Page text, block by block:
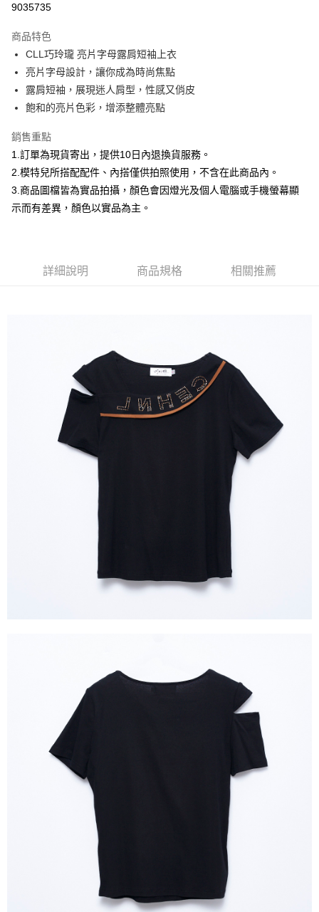
合作金庫商業銀行
華南商業銀行
彰化商業銀行
上海商業儲蓄銀行
台北富邦商業銀行
國泰世華商業銀行
兆豐國際商業銀行
臺灣中小企業銀行
聯邦商業銀行
元大商業銀行
永豐商業銀行
台新國際商業銀行
中國信託商業銀行
台灣樂天信用卡公司
超商取貨付款
LINE Pay
Apple Pay
悠遊付
Google Pay
大哥付你分期
2.付款方式選擇「大哥付你分期」，訂單成立後會自動跳轉到大哥付的交易
流程，驗證手機門號後，選擇欲分期的期數、繳款截止日，確認付款後即完
1.分期款項不併入電信帳單，「大哥付你分期」於每月結算日後寄送繳費提
2.透過簡訊連結打開帳單後，可選擇「超商條碼／台灣大直營門市／銀行轉
帳／街口支付／iPASS MONEY」等通路繳費。
【注意事項】
1.本服務係由「台灣大哥大股份有限公司」（以下簡稱本公司）所提供，讓
用戶於交易時，得透過本服務購買商品或服務，並由商店將買賣／分期付款
買賣價金債權讓與本公司後，依約使用本公司帳單繳交帳款。
2.基於同意付款使用「大哥付你分期」之契約關係目的，商店將以您的個人
資料（包含姓名、電話或地址）提供予台灣大哥大進項蒐集、處理及利用，
由本公司與您本人進行分期帳單所需資料之確認、核對及更正。
3.完整用戶服務條款，請詳閱以下連結：
https://oppay.tw/userRule
相關說明
【「AFTEE先享後付」結帳流程】
１．於結帳方式選擇「AFTEE先享後付」後，將跳轉至「AFTEE先享後付」
結帳頁面，進行簡訊認證並確認金額後，即可完成結帳。
２．訂單成立數日內，您將收到繳費通知簡訊。
３．收到繳費通知簡訊後14天內，點擊此簡訊中的連結，可透過四大超商／
ATM／網路銀行／等多元方式進行付款，方視為交易完成。
※ 請注意：結帳手續完成當下不需立刻繳費，但若您需要取消訂單，請聯絡
購買商品的店家。未經商家同意取消之訂單仍視為有效，需透過AFTEE先享
※ 交易是否成功請以「AFTEE先享後付 」之結帳頁面顯示為準，若有關於
是否繳費成功／繳費後需取消欲退款等相關疑問，請聯繫「AFTEE先享後付
https://netprotections.freshdesk.com/support/home
１．透過由恩沛科技股份有限公司提供之「AFTEE先享後付」服務完成之交
易，需依本服務之必要範圍內提供個人資料，並將交易相關給付款項請求債
權轉讓予恩沛科技股份有限公司。
２．關於個人資料處理事宜，請瀏覽以下網址：
時審查核予不同之上限額度；若仍有額度不足之情形，本公司將視審查結果
請求用戶進行身份認證。
５．嚴禁一人註冊多個帳號或使用他人資訊註冊。若發現惡意使用之情形，
恩沛科技股份有限公司將有權停止該用戶之使用額度並採取法律行動。
每筆NT$120，滿NT$2,000(含以上)免運費
7-11取貨付款
每筆NT$120，滿NT$2,000(含以上)免運費
每筆NT$120，滿NT$2,000(含以上)免運費
9035735
商品特色
CLL巧玲瓏 亮片字母露肩短袖上衣
亮片字母設計，讓你成為時尚焦點
露肩短袖，展現迷人肩型，性感又俏皮
飽和的亮片色彩，增添整體亮點
銷售重點
1.訂單為現貨寄出，提供10日內退換貨服務。
2.模特兒所搭配配件、內搭僅供拍照使用，不含在此商品內。
3.商品圖檔皆為實品拍攝，顏色會因燈光及個人電腦或手機螢幕顯
示而有差異，顏色以實品為主。
詳細說明 商品規格 相關推薦